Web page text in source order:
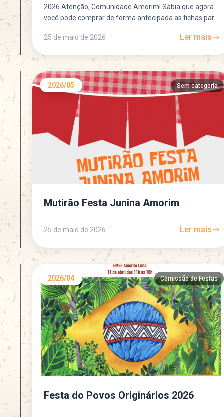
2026 Atenção, Comunidade Amorim! Sabia que agora
você pode comprar de forma antecipada as fichas para
25 de maio de 2026
Ler mais
2026/05 Sem categoria
Mutirão Festa Junina Amorim
25 de maio de 2026 Ler mais
2026/04 Comissão de Festas
Festa do Povos Originários 2026